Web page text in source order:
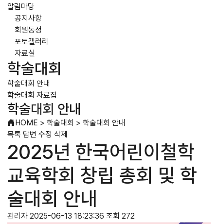
알림마당
공지사항
회원동정
포토갤러리
자료실
학술대회
학술대회 안내
학술대회 자료집
학술대회 안내
HOME > 학술대회 > 학술대회 안내
목록 답변 수정 삭제
2025년 한국어린이철학
교육학회 창립 총회 및 학
술대회 안내
관리자 2025-06-13 18:23:36 조회 272